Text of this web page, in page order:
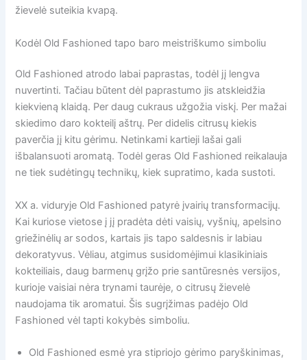
žievelė suteikia kvapą.
Kodėl Old Fashioned tapo baro meistriškumo simboliu
Old Fashioned atrodo labai paprastas, todėl jį lengva
nuvertinti. Tačiau būtent dėl paprastumo jis atskleidžia
kiekvieną klaidą. Per daug cukraus užgožia viskį. Per mažai
skiedimo daro kokteilį aštrų. Per didelis citrusų kiekis
paverčia jį kitu gėrimu. Netinkami kartieji lašai gali
išbalansuoti aromatą. Todėl geras Old Fashioned reikalauja
ne tiek sudėtingų technikų, kiek supratimo, kada sustoti.
XX a. viduryje Old Fashioned patyrė įvairių transformacijų.
Kai kuriose vietose į jį pradėta dėti vaisių, vyšnių, apelsino
griežinėlių ar sodos, kartais jis tapo saldesnis ir labiau
dekoratyvus. Vėliau, atgimus susidomėjimui klasikiniais
kokteiliais, daug barmenų grįžo prie santūresnės versijos,
kurioje vaisiai nėra trynami taurėje, o citrusų žievelė
naudojama tik aromatui. Šis sugrįžimas padėjo Old
Fashioned vėl tapti kokybės simboliu.
Old Fashioned esmė yra stipriojo gėrimo paryškinimas,